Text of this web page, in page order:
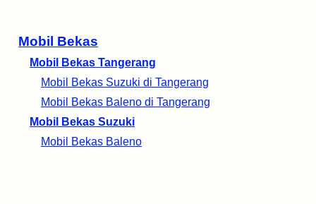
Mobil Bekas
Mobil Bekas Tangerang
Mobil Bekas Suzuki di Tangerang
Mobil Bekas Baleno di Tangerang
Mobil Bekas Suzuki
Mobil Bekas Baleno